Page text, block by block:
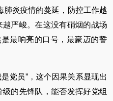
肺炎疫情的蔓延，防控工作越
严峻。在这没有硝烟的战场
是最响亮的口号，最豪迈的誓
党员”，这个因果关系显现出
的先锋队，能否发挥好党组